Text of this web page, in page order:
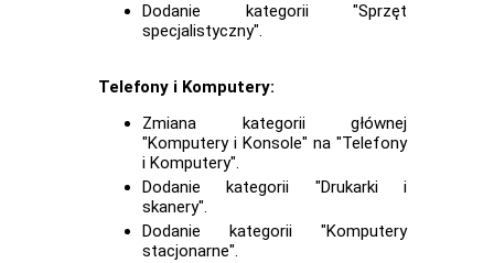
Dodanie kategorii "Sprzęt
specjalistyczny".
Telefony i Komputery:
Zmiana kategorii głównej
"Komputery i Konsole" na "Telefony
i Komputery".
Dodanie kategorii "Drukarki i
skanery".
Dodanie kategorii "Komputery
stacjonarne".